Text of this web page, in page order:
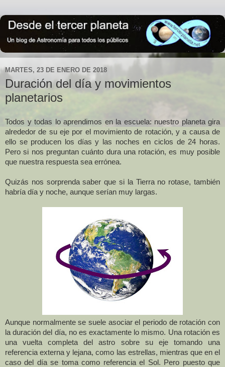
MARTES, 23 DE ENERO DE 2018
Duración del día y movimientos
planetarios
Todos y todas lo aprendimos en la escuela: nuestro planeta gira
alrededor de su eje por el movimiento de rotación, y a causa de
ello se producen los días y las noches en ciclos de 24 horas.
Pero si nos preguntan cuánto dura una rotación, es muy posible
que nuestra respuesta sea errónea.
Quizás nos sorprenda saber que si la Tierra no rotase, también
habría día y noche, aunque serían muy largas.
Aunque normalmente se suele asociar el periodo de rotación con
la duración del día, no es exactamente lo mismo. Una rotación es
una vuelta completa del astro sobre su eje tomando una
referencia externa y lejana, como las estrellas, mientras que en el
caso del día se toma como referencia el Sol. Pero puesto que